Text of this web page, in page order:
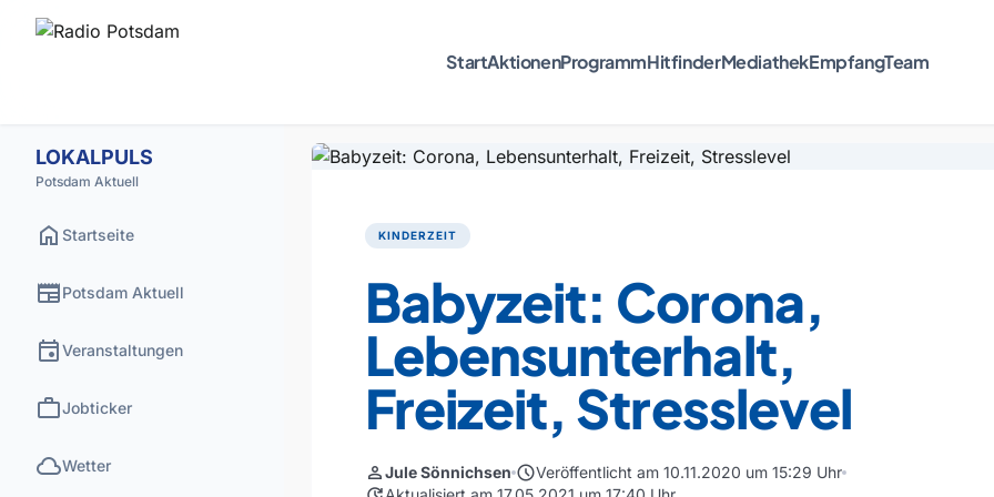
StartAktionenProgrammHitfinderMediathekEmpfangTeam
LOKALPULS
Potsdam Aktuell
home Startseite
newspaperPotsdam Aktuell
eventVeranstaltungen
workJobticker
cloudWetter
KINDERZEIT
Babyzeit: Corona,
Lebensunterhalt,
Freizeit, Stresslevel
personJule Sönnichsen scheduleVeröffentlicht am 10.11.2020 um 15:29 Uhr